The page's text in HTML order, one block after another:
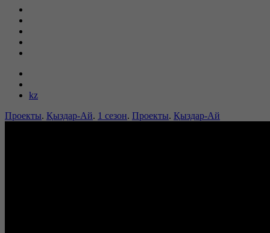
kz
Проекты. Қыздар-Ай. 1 сезон. Проекты. Қыздар-Ай